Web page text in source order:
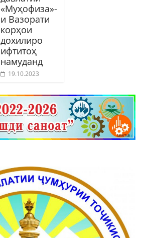
«Муҳофиза»-
и Вазорати
корҳои
дохилиро
ифтитоҳ
намуданд
19.10.2023